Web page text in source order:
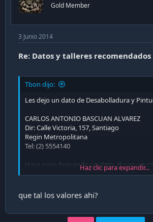
Gold Member
3 Junio 2014
Re: Datos y talleres recomendados
Tbon dijo:
Les dejo un dato de Desabolladura y
CARLOS ANTONIO BASCUAN ALVAREZ
Dir: Calle Victoria, 157, Santiago
Regin Metropolitana
Tel: (2) 5554140
Hace poco buscando un dato, di con un
Vagturbo que llevo su Audi TT 2 veces a
un abollon feo contra un pilar, y mi ex
que le hicieron en el estacionamiento,
Haz clic para expandir...
que tal los valores ahi?